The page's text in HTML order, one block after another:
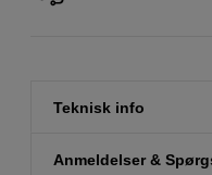
Teknisk info
Anmeldelser &